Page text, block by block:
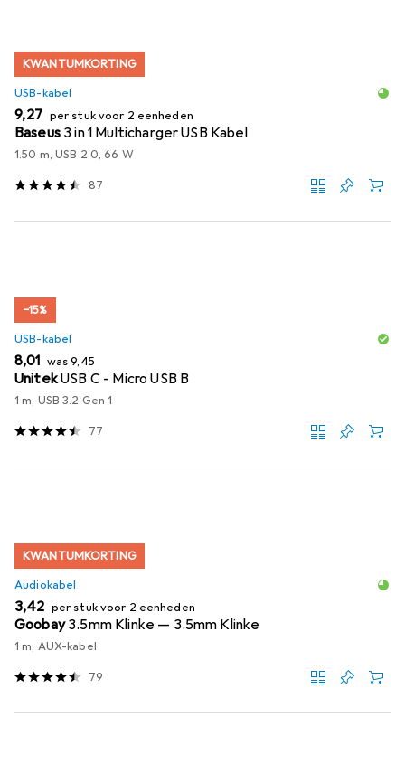
KWANTUMKORTING
USB-kabel
EUR
9,27 per stuk voor 2 eenheden
Baseus 3 in 1 Multicharger USB Kabel
1.50 m, USB 2.0, 66 W
87
−15%
USB-kabel
EUR
8,01 wasEUR
9,45
UnitekUSB C - Micro USB B
1 m, USB 3.2 Gen 1
77
KWANTUMKORTING
Audiokabel
EUR
3,42 per stuk voor 2 eenheden
Goobay 3.5mm Klinke — 3.5mm Klinke
1 m, AUX-kabel
79